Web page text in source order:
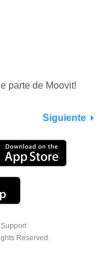
parte de Moovit!
Siguiente
Support
Reserved.